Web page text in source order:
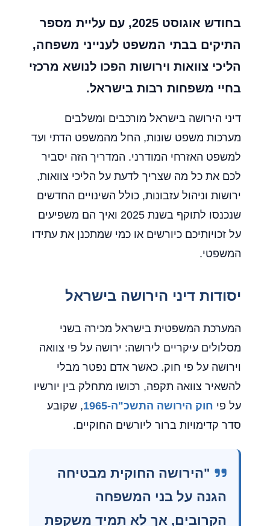
בחודש אוגוסט 2025, עם עליית מספר
התיקים בבתי המשפט לענייני משפחה,
הליכי צוואות וירושות הפכו לנושא מרכזי
בחיי משפחות רבות בישראל.
דיני הירושה בישראל מורכבים ומשלבים
מערכות משפט שונות, החל מהמשפט הדתי ועד
למשפט האזרחי המודרני. המדריך הזה יסביר
לכם את כל מה שצריך לדעת על הליכי צוואות,
ירושות וניהול עזבונות, כולל השינויים החדשים
שנכנסו לתוקף בשנת 2025 ואיך הם משפיעים
על זכויותיכם כיורשים או כמי שמתכנן את עתידו
המשפטי.
יסודות דיני הירושה בישראל
המערכת המשפטית בישראל מכירה בשני
מסלולים עיקריים לירושה: ירושה על פי צוואה
וירושה על פי חוק. כאשר אדם נפטר מבלי
להשאיר צוואה תקפה, רכושו מתחלק בין יורשיו
על פי חוק הירושה התשכ"ה-1965
, שקובע
סדר קדימויות ברור ליורשים החוקיים.
"הירושה החוקית מבטיחה
הגנה על בני המשפחה
הקרובים, אך לא תמיד משקפת